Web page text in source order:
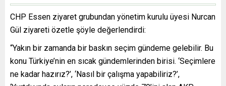
CHP Essen ziyaret grubundan yönetim kurulu üyesi Nurcan
Gül ziyareti özetle şöyle değerlendirdi:
“Yakın bir zamanda bir baskın seçim gündeme gelebilir. Bu
konu Türkiye’nin en sıcak gündemlerinden birisi. ‘Seçimlere
ne kadar hazırız?’, ‘Nasıl bir çalışma yapabiliriz?’,